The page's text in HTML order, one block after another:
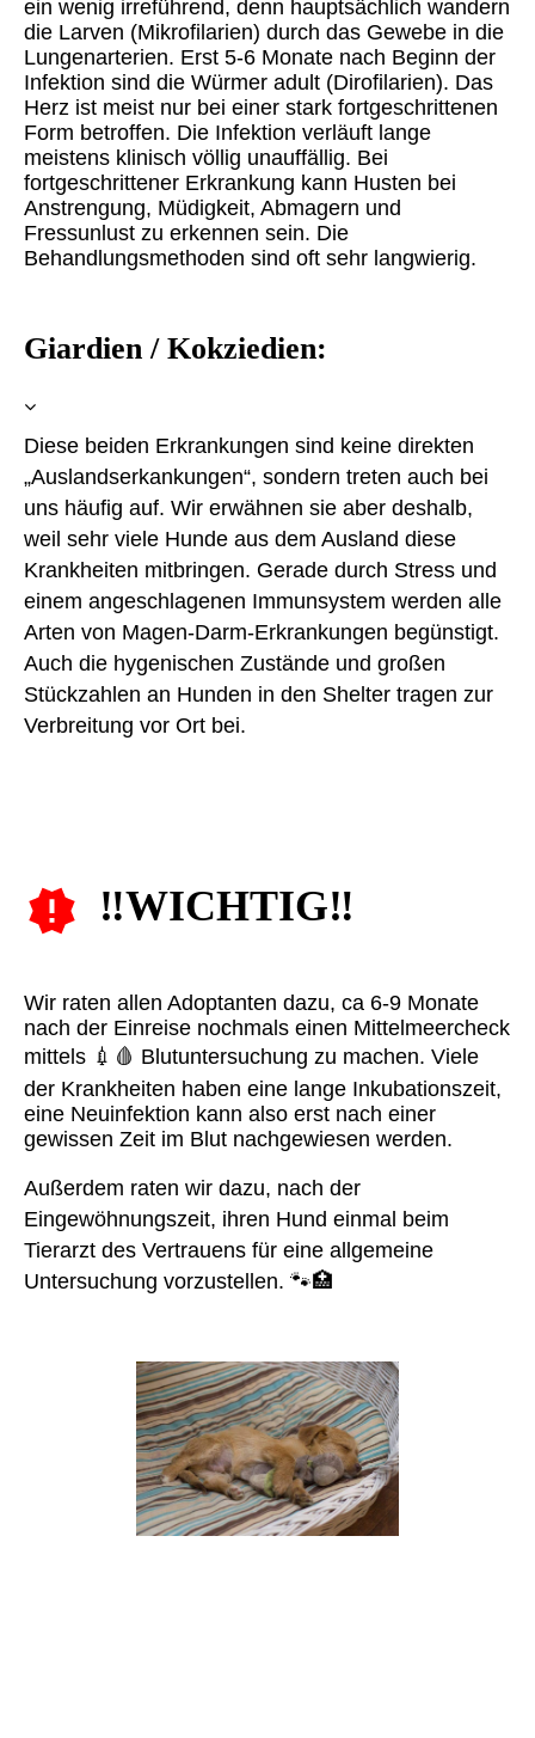
ein wenig irreführend, denn hauptsächlich wandern
die Larven (Mikrofilarien) durch das Gewebe in die
Lungenarterien. Erst 5-6 Monate nach Beginn der
Infektion sind die Würmer adult (Dirofilarien). Das
Herz ist meist nur bei einer stark fortgeschrittenen
Form betroffen. Die Infektion verläuft lange
meistens klinisch völlig unauffällig. Bei
fortgeschrittener Erkrankung kann Husten bei
Anstrengung, Müdigkeit, Abmagern und
Fressunlust zu erkennen sein. Die
Behandlungsmethoden sind oft sehr langwierig.
Giardien / Kokziedien:
Diese beiden Erkrankungen sind keine direkten
„Auslandserkankungen“, sondern treten auch bei
uns häufig auf. Wir erwähnen sie aber deshalb,
weil sehr viele Hunde aus dem Ausland diese
Krankheiten mitbringen. Gerade durch Stress und
einem angeschlagenen Immunsystem werden alle
Arten von Magen-Darm-Erkrankungen begünstigt.
Auch die hygenischen Zustände und großen
Stückzahlen an Hunden in den Shelter tragen zur
Verbreitung vor Ort bei.
‼️WICHTIG‼️
Wir raten allen Adoptanten dazu, ca 6-9 Monate
nach der Einreise nochmals einen Mittelmeercheck
mittels 💉🩸 Blutuntersuchung zu machen. Viele
der Krankheiten haben eine lange Inkubationszeit,
eine Neuinfektion kann also erst nach einer
gewissen Zeit im Blut nachgewiesen werden.
Außerdem raten wir dazu, nach der
Eingewöhnungszeit, ihren Hund einmal beim
Tierarzt des Vertrauens für eine allgemeine
Untersuchung vorzustellen. 🐾🏥